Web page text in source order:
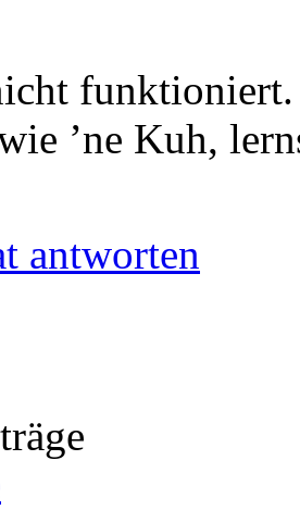
’ne Kuh,
antworten